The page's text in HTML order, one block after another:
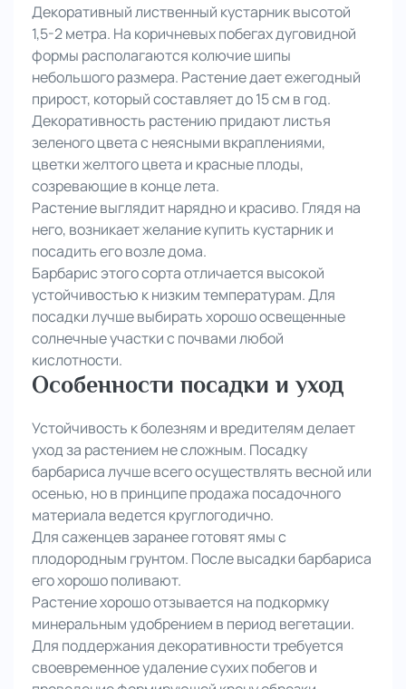
Декоративный лиственный кустарник высотой
1,5-2 метра. На коричневых побегах дуговидной
формы располагаются колючие шипы
небольшого размера. Растение дает ежегодный
прирост, который составляет до 15 см в год.
Декоративность растению придают листья
зеленого цвета с неясными вкраплениями,
цветки желтого цвета и красные плоды,
созревающие в конце лета.
Растение выглядит нарядно и красиво. Глядя на
него, возникает желание купить кустарник и
посадить его возле дома.
Барбарис этого сорта отличается высокой
устойчивостью к низким температурам. Для
посадки лучше выбирать хорошо освещенные
солнечные участки с почвами любой
кислотности.
Особенности посадки и уход
Устойчивость к болезням и вредителям делает
уход за растением не сложным. Посадку
барбариса лучше всего осуществлять весной или
осенью, но в принципе продажа посадочного
материала ведется круглогодично.
Для саженцев заранее готовят ямы с
плодородным грунтом. После высадки барбариса
его хорошо поливают.
Растение хорошо отзывается на подкормку
минеральным удобрением в период вегетации.
Для поддержания декоративности требуется
своевременное удаление сухих побегов и